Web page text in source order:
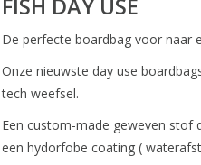
FISH DAY USE
De perfecte boardbag voor naar
Onze nieuwste day use
tech weefsel.
Een custom-made geweven stof
een hydorfobe coating (